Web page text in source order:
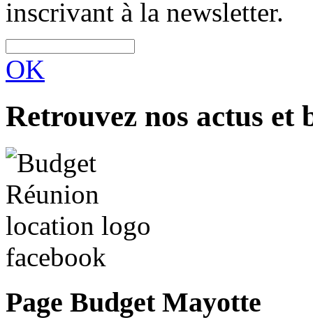
inscrivant à la newsletter.
OK
Retrouvez nos actus et
Page Budget Mayotte